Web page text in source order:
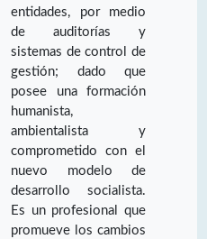
entidades, por medio
de auditorías y
sistemas de control de
gestión; dado que
posee una formación
humanista,
ambientalista y
comprometido con el
nuevo modelo de
desarrollo socialista.
Es un profesional que
promueve los cambios